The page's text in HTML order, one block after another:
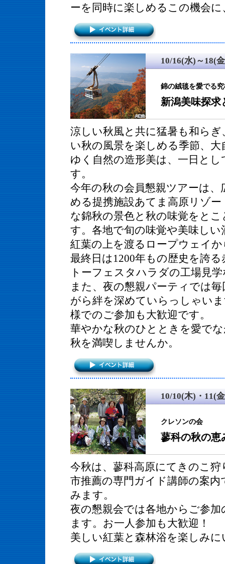
ーを同時に楽しめるこの機会
10/16(水)～18(
錦の絨毯を愛でる
新潟美味探求
涼しい秋風と共に猛暑も和ら
い秋の風景を楽しめる季節、
ゆく自然の造形美は、一日と
す。
今年の秋の会員懇親ツアーは
める提携施設あてま高原リゾ
な錦秋の景色と秋の味覚をと
す。各地で旬の味覚や美味し
紅葉の上を渡るロープウェイ
最終日は1200年もの歴史を誇
トーフェスタハラダの工場見
また、夜の懇親パーティでは
がら絆を深めていらっしゃい
様でのご参加も大歓迎です。
華やかな秋のひとときを愛で
秋を満喫しませんか。
10/10(木)・11(
クレソンの会
蓼科の秋の恵
今秋は、蓼科高原にてきのこ
市推薦の専門ガイド講師の案
みます。
夜の懇親会では各地からご参
ます。お一人参加も大歓迎！
美しい紅葉と森林浴を楽しみ